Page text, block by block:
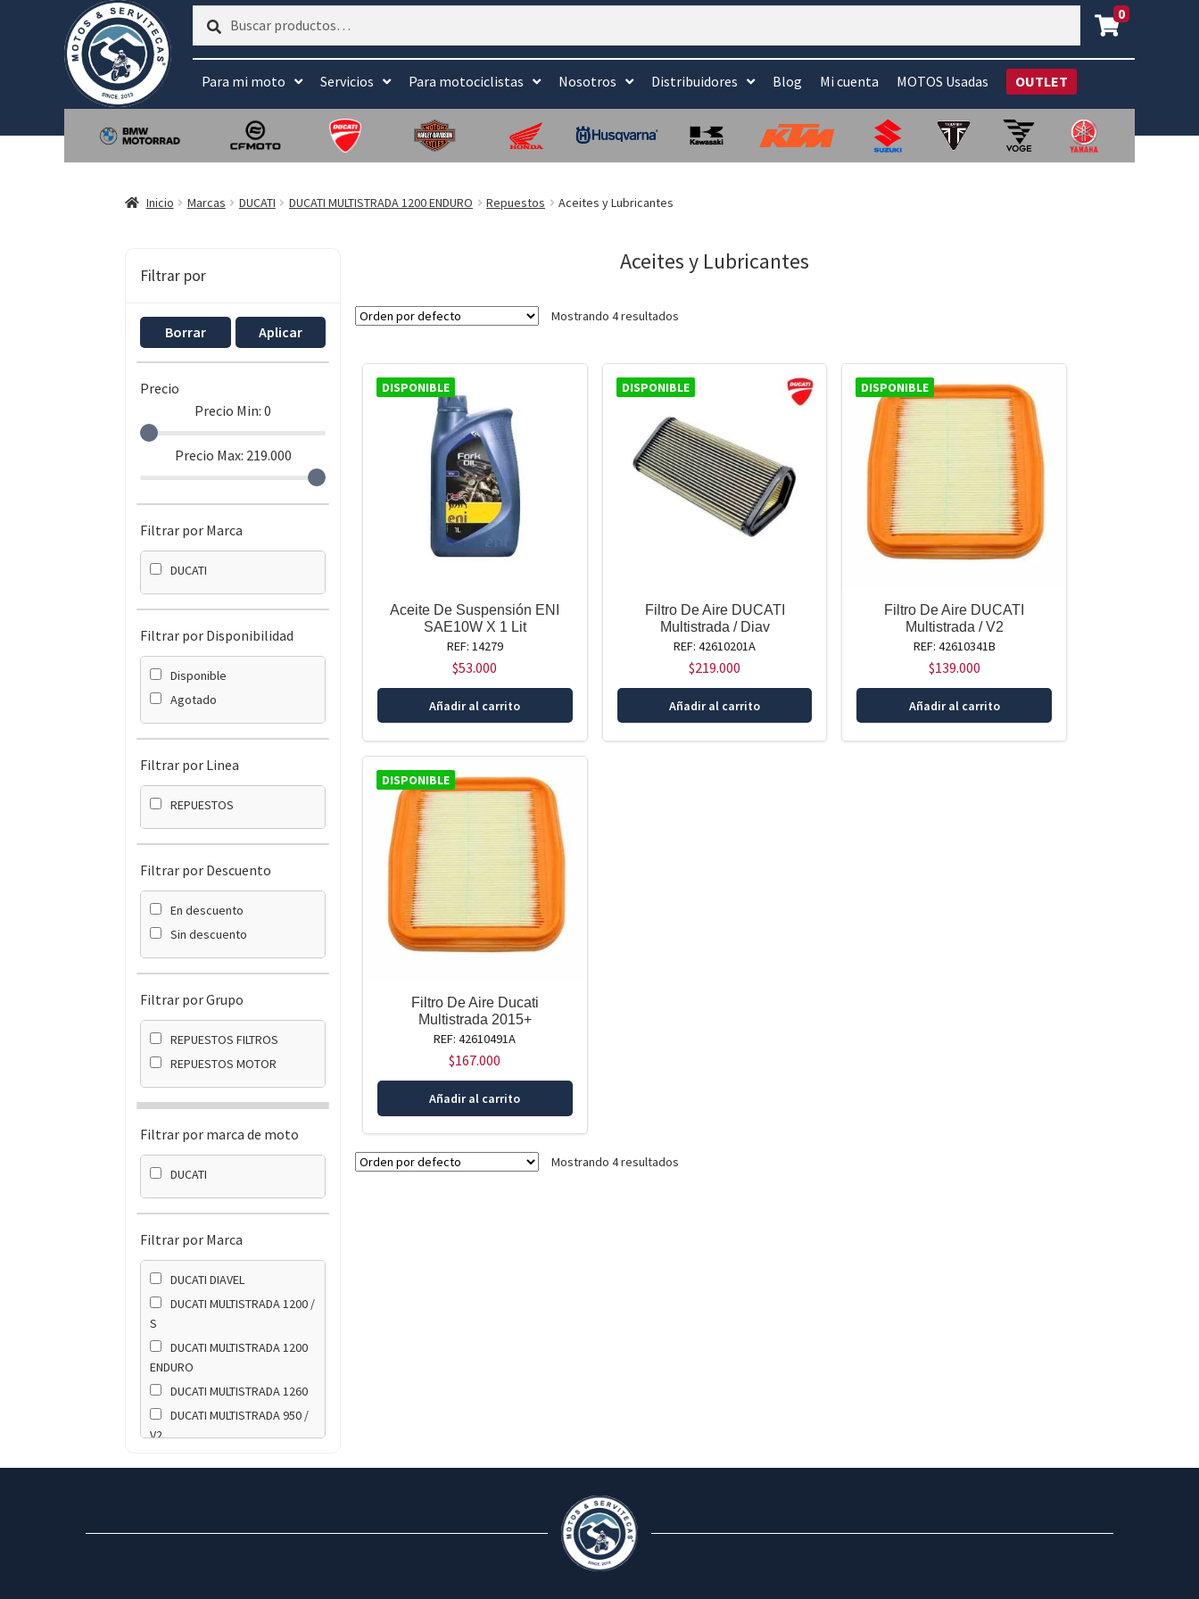
Buscar
Buscar 0
Para mi moto Servicios Para motociclistas Nosotros Distribuidores Blog Mi cuenta MOTOS Usadas OUTLET
Inicio Marcas DUCATI DUCATI MULTISTRADA 1200 ENDURO Repuestos Aceites y Lubricantes
Filtrar por
Borrar Aplicar
Precio
Precio Min:0
Precio Max: 219.000
Filtrar por Marca
DUCATI
Filtrar por Disponibilidad
Disponible
Agotado
Filtrar por Linea
REPUESTOS
Filtrar por Descuento
En descuento
Sin descuento
Filtrar por Grupo
REPUESTOS FILTROS
REPUESTOS MOTOR
Filtrar por marca de moto
DUCATI
Filtrar por Marca
DUCATI DIAVEL
DUCATI MULTISTRADA 1200 /
S
DUCATI MULTISTRADA 1200
ENDURO
DUCATI MULTISTRADA 1260
DUCATI MULTISTRADA 950 /
V2
Aceites y Lubricantes
Mostrando 4 resultados
DISPONIBLE
Aceite De Suspensión ENI
SAE10W X 1 Lit
REF: 14279
$53.000
Añadir al carrito
DISPONIBLE
Filtro De Aire DUCATI
Multistrada / Diav
REF: 42610201A
$219.000
Añadir al carrito
DISPONIBLE
Filtro De Aire DUCATI
Multistrada / V2
REF: 42610341B
$139.000
Añadir al carrito
DISPONIBLE
Filtro De Aire Ducati
Multistrada 2015+
REF: 42610491A
$167.000
Añadir al carrito
Mostrando 4 resultados